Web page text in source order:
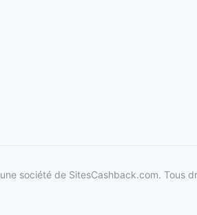
société de SitesCashback.com. Tous